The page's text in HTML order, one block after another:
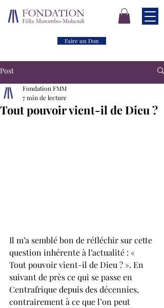
Faire un Don
Post
Tout pouvoir vient-il de Dieu ?
Fondation FMM
7 min de lecture
Il m’a semblé bon de réfléchir sur cette
question inhérente à l’actualité : «
Tout pouvoir vient-il de Dieu ? ». En
suivant de près ce qui se passe en
Centrafrique depuis des décennies,
contrairement à ce que l’on peut